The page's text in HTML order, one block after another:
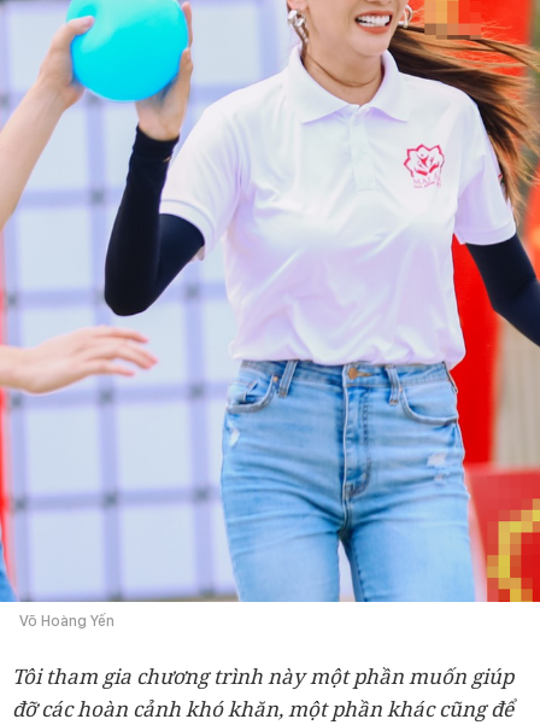
Võ Hoàng Yến
Tôi tham gia chương trình này một phần muốn giúp
đỡ các hoàn cảnh khó khăn, một phần khác cũng để